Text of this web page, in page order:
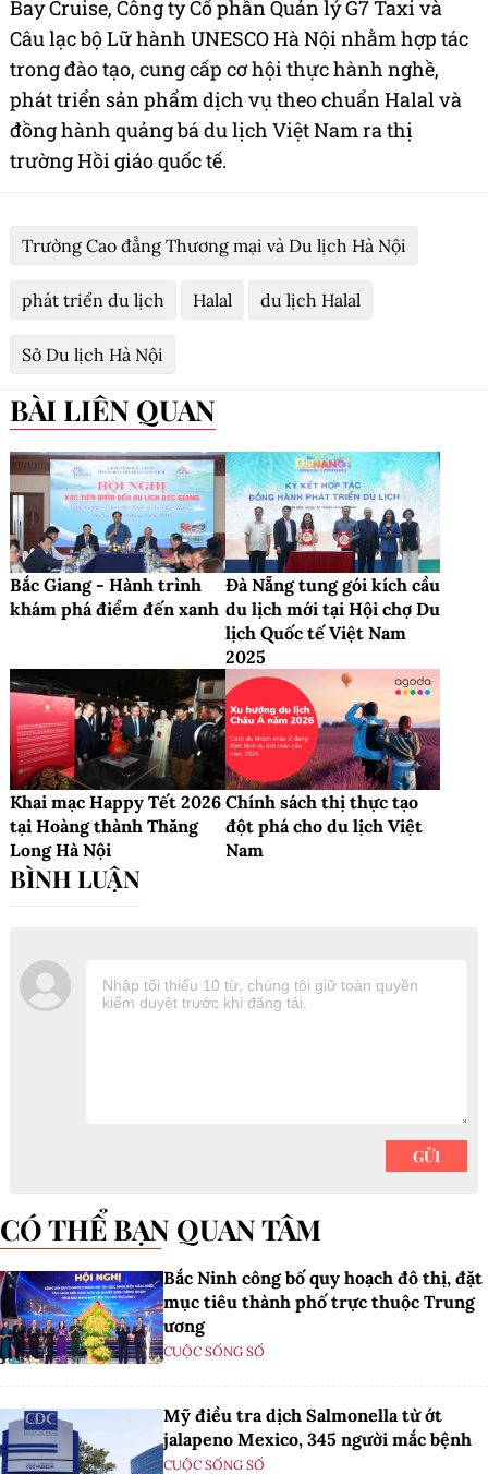
Bay Cruise, Công ty Cổ phần Quản lý G7 Taxi và
Câu lạc bộ Lữ hành UNESCO Hà Nội nhằm hợp tác
trong đào tạo, cung cấp cơ hội thực hành nghề,
phát triển sản phẩm dịch vụ theo chuẩn Halal và
đồng hành quảng bá du lịch Việt Nam ra thị
trường Hồi giáo quốc tế.
Trường Cao đẳng Thương mại và Du lịch Hà Nội
phát triển du lịch Halal du lịch Halal
Sở Du lịch Hà Nội
BÀI LIÊN QUAN
Bắc Giang - Hành trình
khám phá điểm đến xanh
Đà Nẵng tung gói kích cầu
du lịch mới tại Hội chợ Du
lịch Quốc tế Việt Nam
2025
Khai mạc Happy Tết 2026
tại Hoàng thành Thăng
Long Hà Nội
Chính sách thị thực tạo
đột phá cho du lịch Việt
Nam
CÓ THỂ BẠN QUAN TÂM
Bắc Ninh công bố quy hoạch đô thị, đặt
mục tiêu thành phố trực thuộc Trung
ương
CUỘC SỐNG SỐ
Mỹ điều tra dịch Salmonella từ ớt
jalapeno Mexico, 345 người mắc bệnh
CUỘC SỐNG SỐ